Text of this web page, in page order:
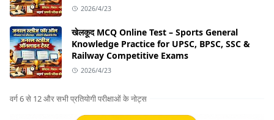
2026/4/23
खेलकूद MCQ Online Test – Sports General
Knowledge Practice for UPSC, BPSC, SSC &
Railway Competitive Exams
2026/4/23
वर्ग 6 से 12 और सभी प्रतियोगी परीक्षाओं के नोट्स